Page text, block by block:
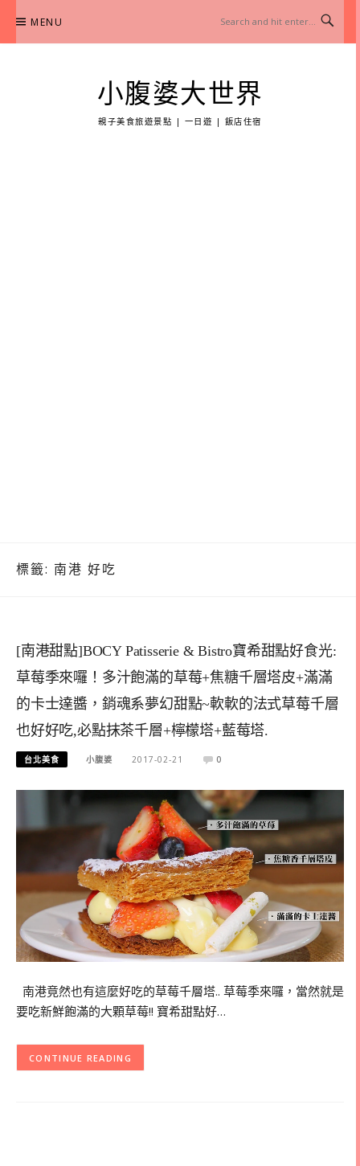
content
MENU
小腹婆大世界
親子美食旅遊景點 | 一日遊 | 飯店住宿
標籤: 南港 好吃
[南港甜點]BOCY Patisserie & Bistro寶希甜點好食光:
草莓季來囉！多汁飽滿的草莓+焦糖千層塔皮+滿滿
的卡士達醬，銷魂系夢幻甜點~軟軟的法式草莓千層
也好好吃,必點抹茶千層+檸檬塔+藍莓塔.
台北美食 小腹婆 2017-02-21 0
南港竟然也有這麼好吃的草莓千層塔.. 草莓季來囉，當然就是
要吃新鮮飽滿的大顆草莓!! 寶希甜點好…
CONTINUE READING